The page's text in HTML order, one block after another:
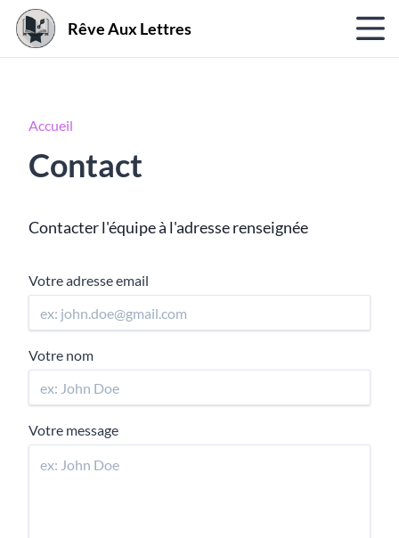
Rêve Aux Lettres
Accueil
Contact
Contacter l'équipe à l'adresse renseignée
Votre adresse email
Votre nom
Votre message